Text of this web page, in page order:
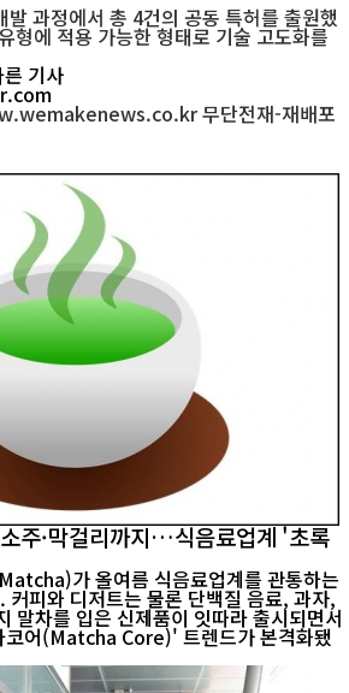
과정에서 총 4건의 공동 특허를 출원했
형에 적용 가능한 형태로 기술 고도화를
기사
무단전재-재배포
주·막걸리까지…식음료업계 '초록
커피와 디저트는 물론 단백질 음료, 과자,
말차를 입은 신제품이 잇따라 출시되면서
코어(Matcha Core)' 트렌드가 본격화됐